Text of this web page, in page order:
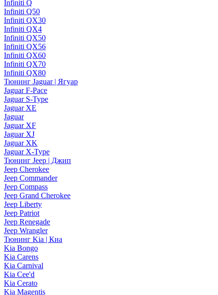
Infiniti Q
Infiniti Q50
Infiniti QX30
Infiniti QX4
Infiniti QX50
Infiniti QX56
Infiniti QX60
Infiniti QX70
Infiniti QX80
Тюнинг Jaguar | Ягуар
Jaguar F-Pace
Jaguar S-Type
Jaguar XE
Jaguar
Jaguar XF
Jaguar XJ
Jaguar XK
Jaguar X-Type
Тюнинг Jeep | Джип
Jeep Cherokee
Jeep Commander
Jeep Compass
Jeep Grand Cherokee
Jeep Liberty
Jeep Patriot
Jeep Renegade
Jeep Wrangler
Тюнинг Kia | Киа
Kia Bongo
Kia Carens
Kia Carnival
Kia Cee'd
Kia Cerato
Kia Magentis